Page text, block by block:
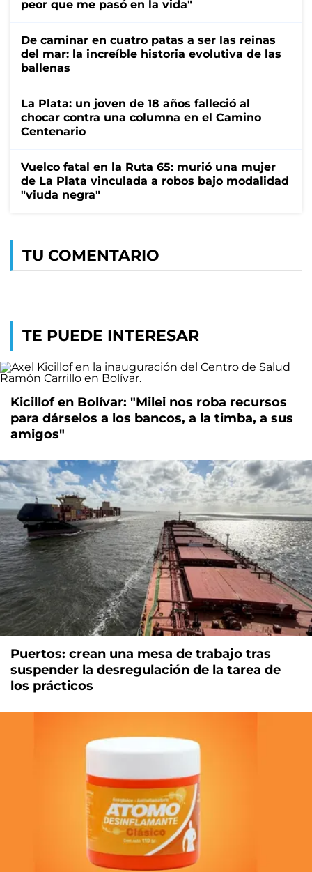
peor que me pasó en la vida"
De caminar en cuatro patas a ser las reinas
del mar: la increíble historia evolutiva de las
ballenas
La Plata: un joven de 18 años falleció al
chocar contra una columna en el Camino
Centenario
Vuelco fatal en la Ruta 65: murió una mujer
de La Plata vinculada a robos bajo modalidad
"viuda negra"
TU COMENTARIO
TE PUEDE INTERESAR
Kicillof en Bolívar: "Milei nos roba recursos
para dárselos a los bancos, a la timba, a sus
amigos"
Puertos: crean una mesa de trabajo tras
suspender la desregulación de la tarea de
los prácticos